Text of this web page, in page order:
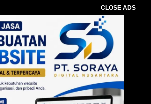
CLOSE ADS